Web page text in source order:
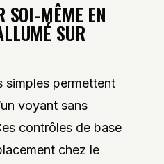
SOI-MÊME EN
SUR
simples permettent
voyant sans
contrôles de base
chez le